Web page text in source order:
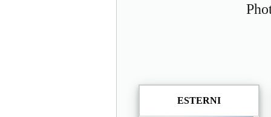
ESTERNI